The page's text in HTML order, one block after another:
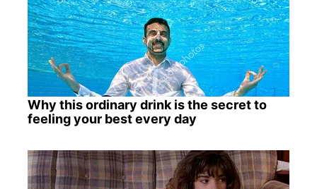
Why this ordinary drink is the secret to
feeling your best every day